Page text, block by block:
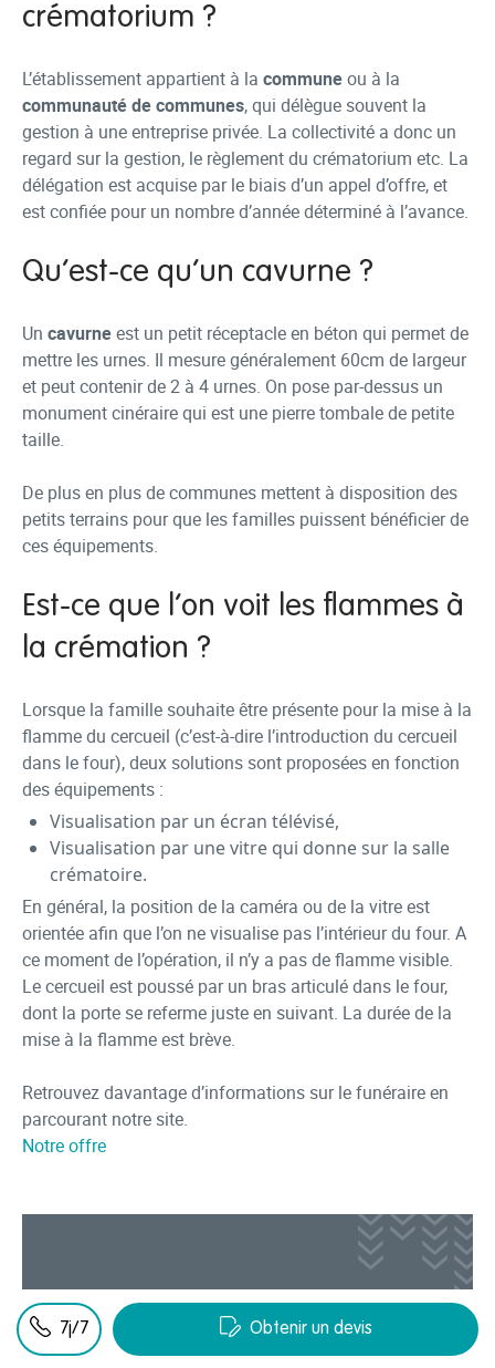
crématorium ?
L’établissement appartient à la communeou à la
communauté de communes, qui délègue souvent la
gestion à une entreprise privée. La collectivité a donc un
regard sur la gestion, le règlement du crématorium etc. La
délégation est acquise par le biais d’un appel d’offre, et
est confiée pour un nombre d’année déterminé à l’avance.
Qu’est-ce qu’un cavurne ?
Un cavurneest un petit réceptacle en béton qui permet de
mettre les urnes. Il mesure généralement 60cm de largeur
et peut contenir de 2 à 4 urnes. On pose par-dessus un
monument cinéraire qui est une pierre tombale de petite
taille.
De plus en plus de communes mettent à disposition des
petits terrains pour que les familles puissent bénéficier de
ces équipements.
Est-ce que l’on voit les flammes à
la crémation ?
Lorsque la famille souhaite être présente pour la mise à la
flamme du cercueil (c’est-à-dire l’introduction du cercueil
dans le four), deux solutions sont proposées en fonction
des équipements :
Visualisation par un écran télévisé,
Visualisation par une vitre qui donne sur la salle
crématoire.
En général, la position de la caméra ou de la vitre est
orientée afin que l’on ne visualise pas l’intérieur du four. A
ce moment de l’opération, il n’y a pas de flamme visible.
Le cercueil est poussé par un bras articulé dans le four,
dont la porte se referme juste en suivant. La durée de la
mise à la flamme est brève.
Retrouvez davantage d’informations sur le funéraire en
parcourant notre site.
Notre offre
Vous faites face à un
décès ?
7j/7 Obtenir un devis